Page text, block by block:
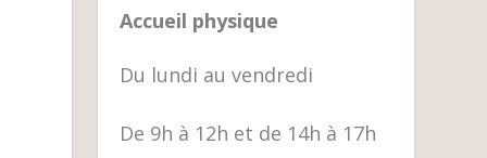
Accueil physique
Du lundi au vendredi
De 9h à 12h et de 14h à 17h